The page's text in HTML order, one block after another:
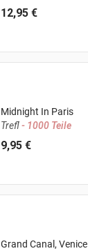
12,95 €
Midnight In Paris
Trefl- 1000 Teile
9,95 €
Grand Canal, Venice